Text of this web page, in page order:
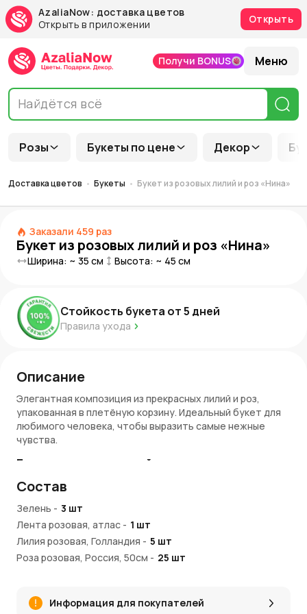
AzaliaNow: доставка цветов
Открыть в приложении
Открыть
Розы Букеты по цене Декор
Получи BONUS Меню
Доставка цветов Букеты Букет из розовых лилий и роз «Нина»
Заказали 459 раз
Букет из розовых лилий и роз «Нина»
Ширина: ~ 35 см Высота: ~ 45 см
Стойкость букета от5 дней
Правила ухода
Описание
Элегантная композиция из прекрасных лилий и роз,
упакованная в плетёную корзину. Идеальный букет для
любимого человека, чтобы выразить самые нежные
чувства.
Букет из розовых лилий и роз - элегантность в
каждом лепестке
Нежный и притягательный букет из розовых лилий и роз
«Нина» в корзине – настоящий символ красоты и
утонченности. Цветочный ансамбль в светлой корзине
восхитит даже самого привередливого ценителя
флористики.
подарком для самых близких. Даря этот букет, вы
передаете свои самые искренние чувства и эмоции.
Состав
Зелень - 3 шт
Лента розовая, атлас - 1 шт
Лилия розовая, Голландия - 5 шт
Роза розовая, Россия, 50см - 25 шт
Информация для покупателей